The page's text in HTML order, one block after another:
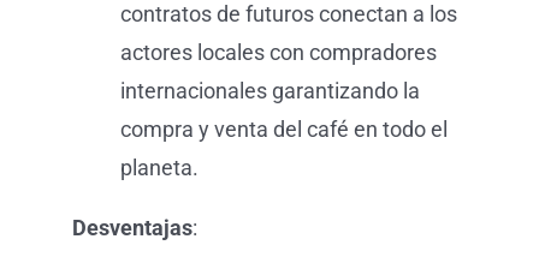
contratos de futuros conectan a los
actores locales con compradores
internacionales garantizando la
compra y venta del café en todo el
planeta.
Desventajas: